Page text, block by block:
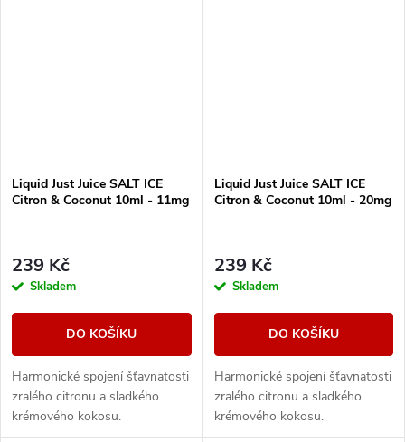
Liquid Just Juice SALT ICE
Citron & Coconut 10ml - 11mg
239 Kč
Skladem
DO KOŠÍKU
Harmonické spojení šťavnatosti
zralého citronu a sladkého
krémového kokosu.
Liquid Just Juice SALT ICE
Citron & Coconut 10ml - 20mg
239 Kč
Skladem
DO KOŠÍKU
Harmonické spojení šťavnatosti
zralého citronu a sladkého
krémového kokosu.